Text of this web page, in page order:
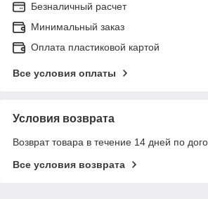
Безналичный расчет
Минимальный заказ
Оплата пластиковой картой
Все условия оплаты
Условия возврата
Возврат товара в течение 14 дней по
Все условия возврата